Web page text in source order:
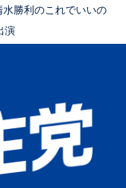
水勝利のこれでいいの
演